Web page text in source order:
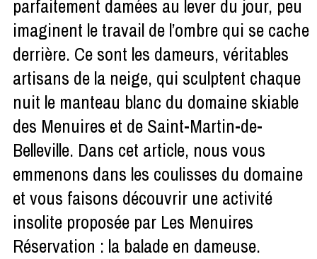
parfaitement damées au lever du jour, peu
imaginent le travail de l’ombre qui se cache
derrière. Ce sont les dameurs, véritables
artisans de la neige, qui sculptent chaque
nuit le manteau blanc du domaine skiable
des Menuires et de Saint-Martin-de-
Belleville. Dans cet article, nous vous
emmenons dans les coulisses du domaine
et vous faisons découvrir une activité
insolite proposée par Les Menuires
Réservation : la balade en dameuse.